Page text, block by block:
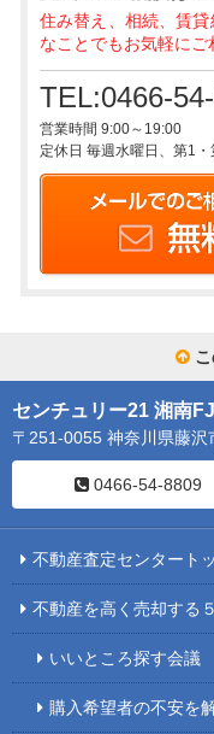
住み替え、相続、賃
なことでもお気軽にご
TEL:0466-
営業時間 9:00～19:00
定休日 毎週水曜日、第1・
センチュリー21 湘南
〒251-0055 神奈川県藤
0466-54-8809
不動産査定センタート
不動産を高く売却する
いいところ探す会議
購入希望者の不安を